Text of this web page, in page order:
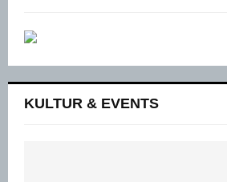
KULTUR & EVENTS